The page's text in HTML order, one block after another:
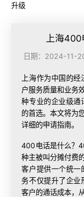
升级
上海
日期：2024-
上海作为中国的
户服务质量和业务
种专业的企业级通
的首选。本文将为
详细的申请指南。
400电话是什么？
种主被叫分摊付费
客户提供一个统一
务不仅提升了企业
客户的通话成本，